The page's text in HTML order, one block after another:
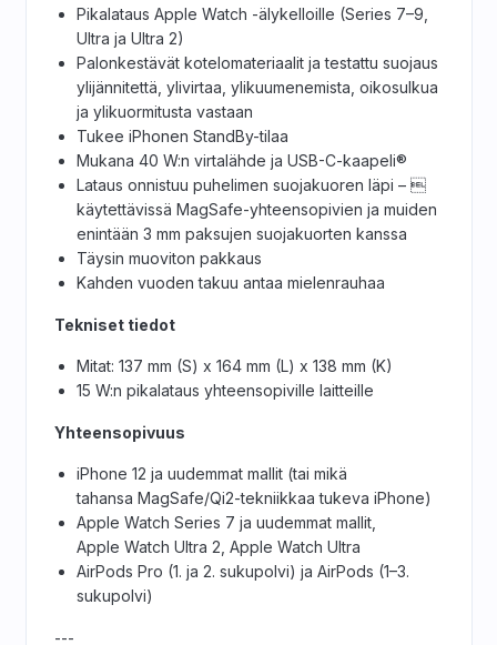
Pikalataus Apple Watch -älykelloille (Series 7–9,
Ultra ja Ultra 2)
Palonkestävät kotelomateriaalit ja testattu suojaus
ylijännitettä, ylivirtaa, ylikuumenemista, oikosulkua
ja ylikuormitusta vastaan
Tukee iPhonen StandBy-tilaa
Mukana 40 W:n virtalähde ja USB-C-kaapeli®
Lataus onnistuu puhelimen suojakuoren läpi – 
käytettävissä MagSafe-yhteensopivien ja muiden
enintään 3 mm paksujen suojakuorten kanssa
Täysin muoviton pakkaus
Kahden vuoden takuu antaa mielenrauhaa
Tekniset tiedot
Mitat: 137 mm (S) x 164 mm (L) x 138 mm (K)
15 W:n pikalataus yhteensopiville laitteille
Yhteensopivuus
iPhone 12 ja uudemmat mallit (tai mikä
tahansa MagSafe/Qi2-tekniikkaa tukeva iPhone)
Apple Watch Series 7 ja uudemmat mallit,
Apple Watch Ultra 2, Apple Watch Ultra
AirPods Pro (1. ja 2. sukupolvi) ja AirPods (1–3.
sukupolvi)
---